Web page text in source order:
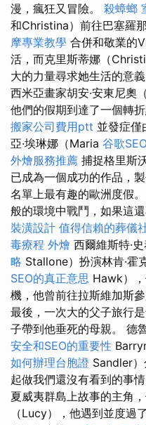
漫，瘋狂又冒險。 殺蟑螂
和Christina）前往巴塞羅
摩專業教學 合併和敬業的
活，而克里斯蒂娜（
大的力量尋求她生活的意義
西米亞畫家胡安·安東尼奧
他們的假期到達了一個轉
搬家公司費用ptt 並發症僅
亞·埃琳娜（Maria 谷歌
外燴服務推薦 捕捉格里斯
已成為一個成功的作品，
名單上最有趣的歐洲度假
般的環境中戰鬥，如果這
裝潢設計 值得信賴的葬儀
毒療程 外燴 西爾維斯特·
略 Stallone）扮演林肯·霍
SEO的真正意思 Hawk）
機，他曾前往拉斯維加斯
最後，一次大的父子旅行
子帶到他垂死的母親。 德
安全和SEO的重要性
如何辦理台胞證 Sandler
起做我們還沒有看到的事情
夏威夷群島上故事的主角
（Lucy），他遇到並度過